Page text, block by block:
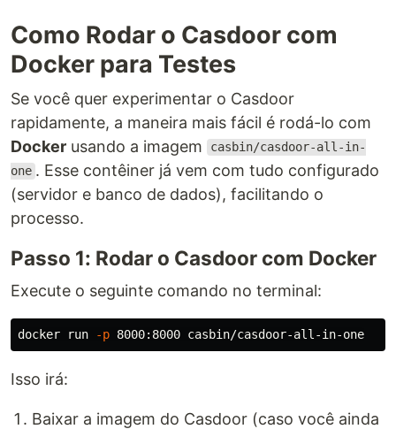
Como Rodar o Casdoor com
Docker para Testes
Se você quer experimentar o Casdoor
rapidamente, a maneira mais fácil é rodá-lo com
Docker usando a imagem
casbin/casdoor-all-in-
one . Esse contêiner já vem com tudo configurado
(servidor e banco de dados), facilitando o
processo.
Passo 1: Rodar o Casdoor com Docker
Execute o seguinte comando no terminal:
docker run -p
Isso irá:
Baixar a imagem do Casdoor (caso você ainda